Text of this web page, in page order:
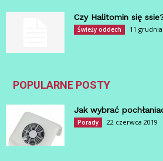
Czy Halitomin się
Świeży oddech 11
POPULARNE POSTY
Jak wybrać
Porady 22 czerwca 2019